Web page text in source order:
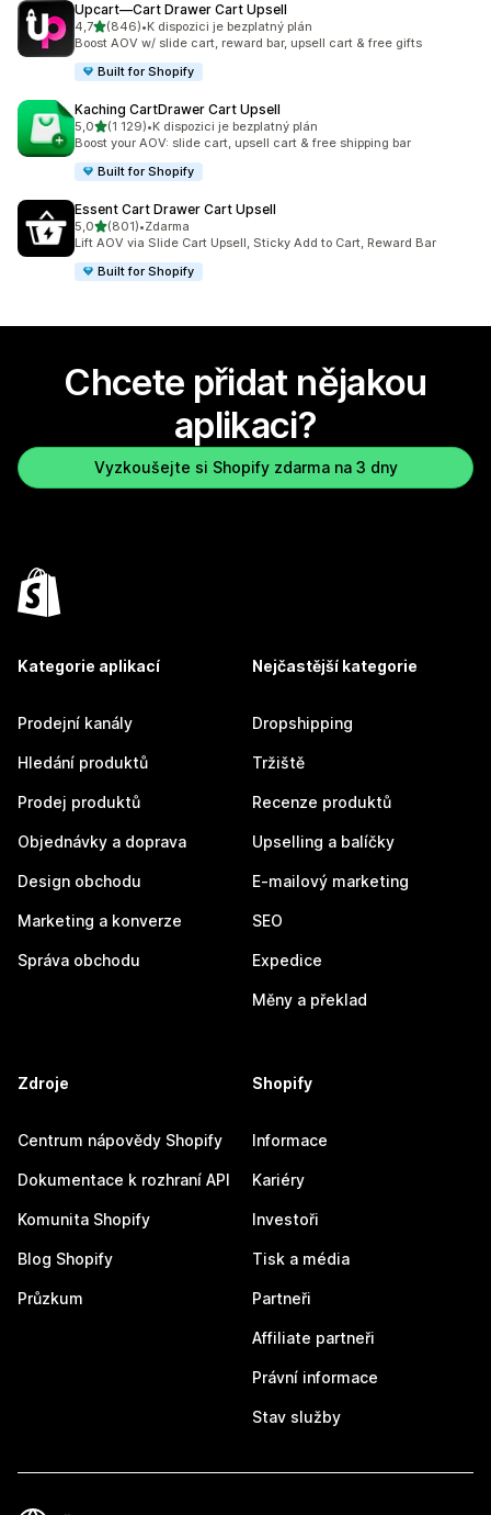
Upcart—Cart Drawer Cart Upsell
4,7z 5 hvězd
(846)
Celkový počet recenzí: 846
•K dispozici je bezplatný plán
Boost AOV w/ slide cart, reward bar, upsell cart & free gifts
Built for Shopify
Kaching CartDrawer Cart Upsell
5,0z 5 hvězd
(1 129)
Celkový počet recenzí: 1129
•K dispozici je bezplatný plán
Boost your AOV: slide cart, upsell cart & free shipping bar
Built for Shopify
Essent Cart Drawer Cart Upsell
5,0z 5 hvězd
(801)
Celkový počet recenzí: 801
•Zdarma
Lift AOV via Slide Cart Upsell, Sticky Add to Cart, Reward Bar
Built for Shopify
Chcete přidat nějakou
aplikaci?
Vyzkoušejte si Shopify zdarma na 3 dny
Kategorie aplikací
Prodejní kanály
Hledání produktů
Prodej produktů
Objednávky a doprava
Design obchodu
Marketing a konverze
Správa obchodu
Nejčastější kategorie
Dropshipping
Tržiště
Recenze produktů
Upselling a balíčky
E-mailový marketing
SEO
Expedice
Měny a překlad
Zdroje
Centrum nápovědy Shopify
Dokumentace k rozhraní API
Komunita Shopify
Blog Shopify
Průzkum
Shopify
Informace
Kariéry
Investoři
Tisk a média
Partneři
Affiliate partneři
Právní informace
Stav služby